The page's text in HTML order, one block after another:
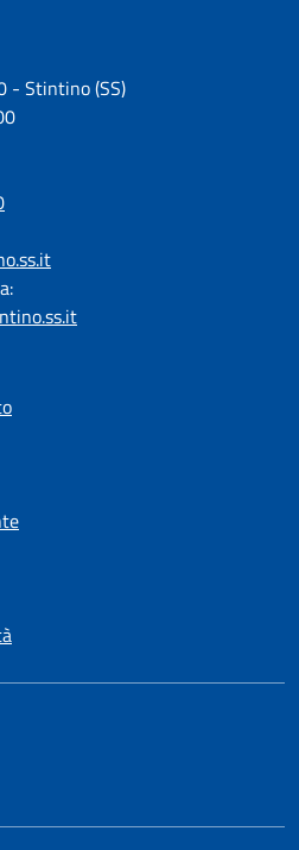
- Stintino (SS)